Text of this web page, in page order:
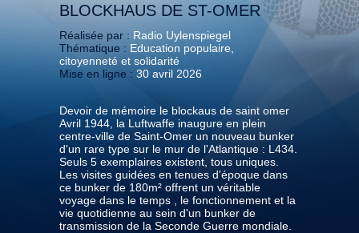
BLOCKHAUS DE ST-OMER
Réalisée par : Radio Uylenspiegel
Thématique : Education populaire,
citoyenneté et solidarité
Mise en ligne : 30 avril 2026
Devoir de mémoire le blockaus de saint omer
Avril 1944, la Luftwaffe inaugure en plein
centre-ville de Saint-Omer un nouveau bunker
d'un rare type sur le mur de l'Atlantique : L434.
Seuls 5 exemplaires existent, tous uniques.
Les visites guidées en tenues d'époque dans
ce bunker de 180m² offrent un véritable
voyage dans le temps , le fonctionnement et la
vie quotidienne au sein d'un bunker de
transmission de la Seconde Guerre mondiale.